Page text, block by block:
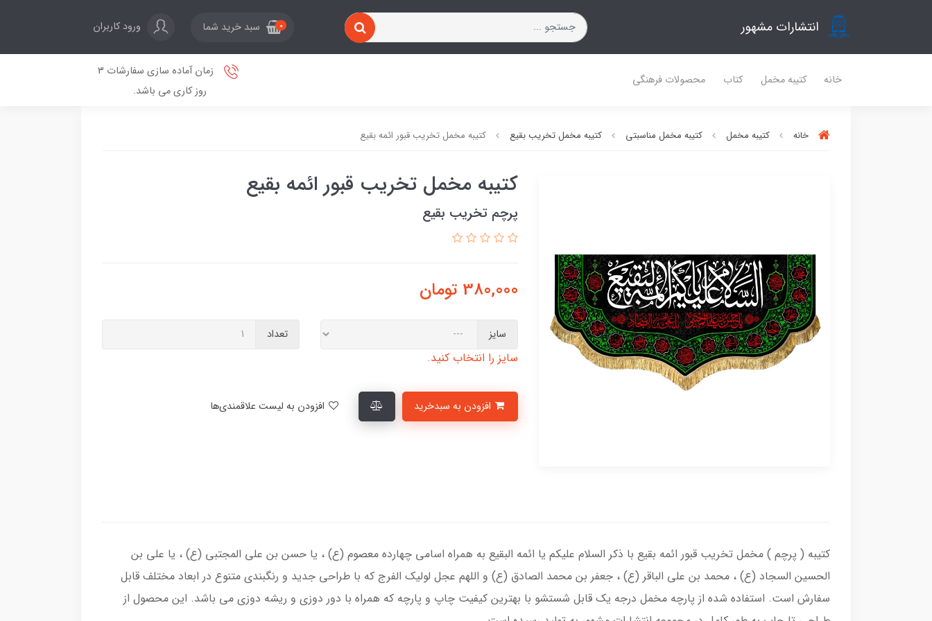
انتشارات مشهور 0 سبد خرید شما ورود کاربران
خانه کتیبه مخمل کتاب محصولات فرهنگی
زمان آماده سازی سفارشات 3
روز کاری می باشد.
خانه کتیبه مخمل کتیبه مخمل مناسبتی کتیبه مخمل تخریب بقیع کتیبه مخمل تخریب قبور ائمه بقیع
کتیبه مخمل تخریب قبور ائمه بقیع
پرچم تخریب بقیع
380,000 تومان
سایز
سایز را انتخاب کنید.
تعداد
کتیبه ( پرچم ) مخمل تخریب قبور ائمه بقیع با ذکر السلام علیکم یا ائمه البقیع به همراه اسامی چهارده معصوم (ع) ، یا حسن بن علی المجتبی (ع) ، یا علی بن
الحسین السجاد (ع) ، محمد بن علی الباقر (ع) ، جعفر بن محمد الصادق (ع) و اللهم عجل لولیک الفرج که با طراحی جدید و رنگبندی متنوع در ابعاد مختلف قابل
سفارش است. استفاده شده از پارچه مخمل درجه یک قابل شستشو با بهترین کیفیت چاپ و پارچه که همراه با دور دوزی و ریشه دوزی می باشد. این محصول از